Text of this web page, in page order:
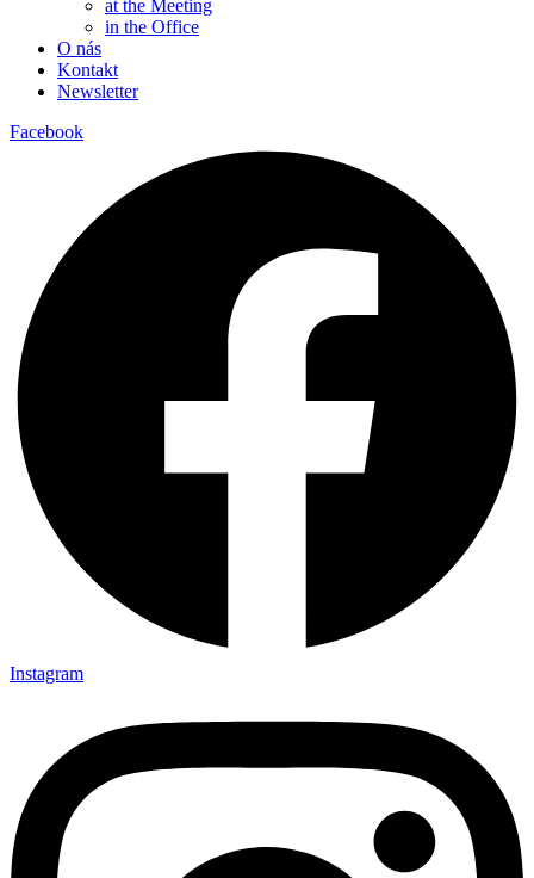
at the Meeting
in the Office
O nás
Kontakt
Newsletter
Facebook
Instagram